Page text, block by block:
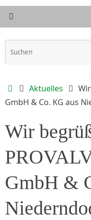
StartAktuelles
GmbH & Co. KG aus
Wir
GmbH &